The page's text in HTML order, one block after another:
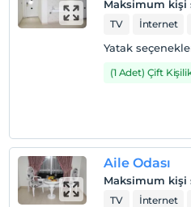
En erken saat 10:00 ve
Evcil Hayvan
Evcil hayvan barınabilir
Sigara
Maksimum kişi
TV İnternet
Yatak
(1 Adet) Çift
Aile Odası
Maksimum kişi
TV İnternet